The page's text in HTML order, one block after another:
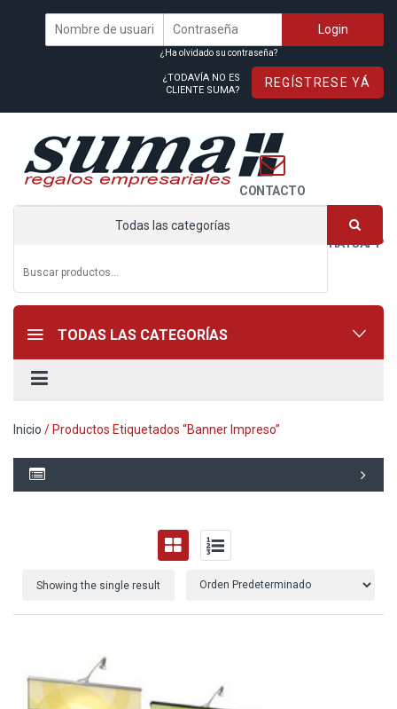
¿Ha olvidado su contraseña?
¿TODAVÍA NO ES
CLIENTE SUMA?
REGÍSTRESE YÁ
WHATSAPP
CONTACTO
Todas las categorías
TODAS LAS CATEGORÍAS
Inicio / Productos Etiquetados “banner Impreso”
Showing the single result